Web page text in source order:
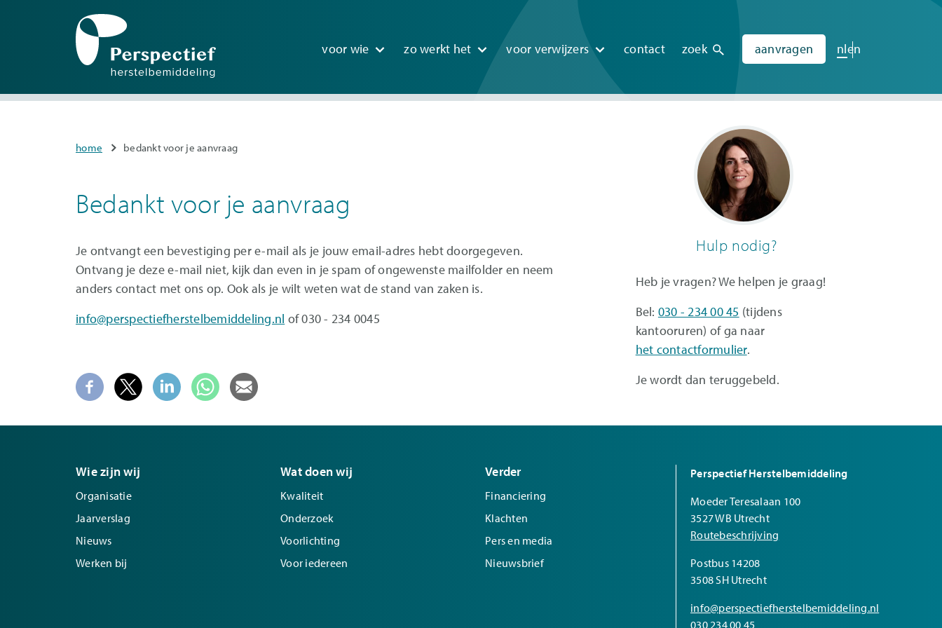
navigation
voor wie zo werkt het voor verwijzers contact zoek aanvragen nlen
You
home bedankt voor je aanvraag
Bedankt voor je aanvraag
Je ontvangt een bevestiging per e-mail als je jouw email-adres hebt doorgegeven.
Ontvang je deze e-mail niet, kijk dan even in je spam of ongewenste mailfolder en neem
anders contact met ons op. Ook als je wilt weten wat de stand van zaken is.
info@perspectiefherstelbemiddeling.nl of 030 - 234 0045
Hulp nodig?
Heb je vragen? We helpen je graag!
Bel: 030 - 234 00 45 (tijdens
kantooruren) of ga naar
het contactformulier.
Je wordt dan teruggebeld.
Wie zijn wij
Organisatie
Jaarverslag
Nieuws
Werken bij
Wat doen wij
Kwaliteit
Onderzoek
Voorlichting
Voor iedereen
Verder
Financiering
Klachten
Pers en media
Nieuwsbrief
Perspectief Herstelbemiddeling
Moeder Teresalaan 100
3527 WB Utrecht
Routebeschrijving
Postbus 14208
3508 SH Utrecht
info@perspectiefherstelbemiddeling.nl
030 234 00 45